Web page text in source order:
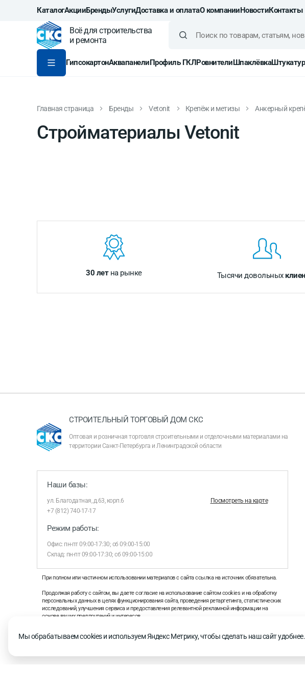
КаталогАкцииБрендыУслугиДоставка и оплатаО компанииНовостиКонтакты
Всё для строительства
и ремонта
ГипсокартонАквапанелиПрофиль ГКЛРовнителиШпаклёвка
Главная страница Бренды Vetonit Крепёж и метизы Анкерный
Стройматериалы Vetonit
30 летна рынке Тысячи довольных
СТРОИТЕЛЬНЫЙ ТОРГОВЫЙ ДОМ СКС
Оптовая и розничная торговля строительными и отделочными материалами на
территории Санкт-Петербурга и Ленинградской области
Наши базы:
ул. Благодатная, д.63, корп.6
Посмотреть на карте
+7 (812) 740-17-17
Режим работы:
Офис: пн-пт 09:00-17:30; сб 09:00-15:00
Склад: пн-пт 09:00-17:30; сб 09:00-15:00
При полном или частичном использовании материалов с сайта ссылка на источник обязательна.
Продолжая работу с сайтом, вы даете согласие на использование сайтом cookies и на обработку
персональных данных в целях функционирования сайта, проведения ретаргетинга, статистических
исследований, улучшения сервиса и предоставления релевантной рекламной информации на
основе ваших предпочтений и интересов.
рекомендательных технологий
Мы обрабатываем cookies и используем Яндекс Метрику, чтобы сделать наш сайт